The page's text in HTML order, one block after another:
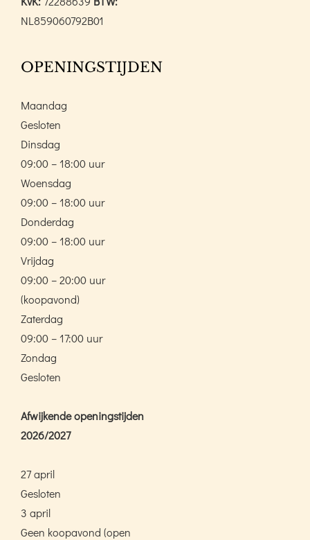
NL859060792B01
OPENINGSTIJDEN
Maandag
Gesloten
Dinsdag
09:00 – 18:00 uur
Woensdag
09:00 – 18:00 uur
Donderdag
09:00 – 18:00 uur
Vrijdag
09:00 – 20:00 uur
(koopavond)
Zaterdag
09:00 – 17:00 uur
Zondag
Gesloten
Afwijkende openingstijden
2026/2027
27 april
Gesloten
3 april
Geen koopavond (open